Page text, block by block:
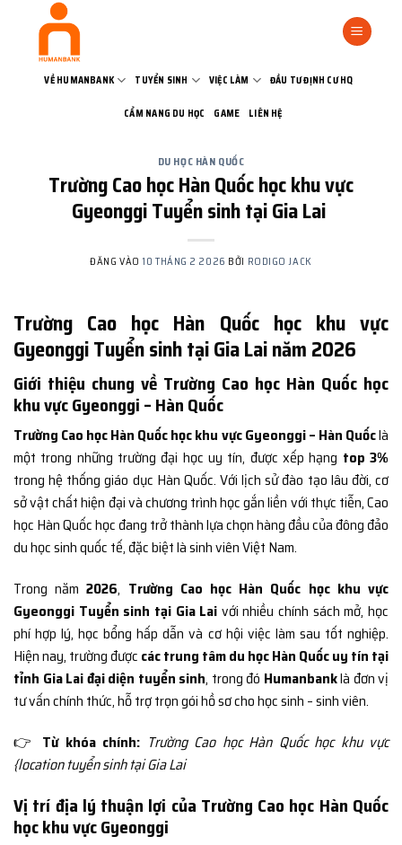
VỀ HUMANBANK TUYỂN SINH VIỆC LÀM ĐẦU TƯ ĐỊNH CƯ HQ
CẨM NANG DU HỌC GAME LIÊN HỆ
DU HỌC HÀN QUỐC
Trường Cao học Hàn Quốc học khu vực
Gyeonggi Tuyển sinh tại Gia Lai
ĐĂNG VÀO10 THÁNG 2 2026 BỞI RODIGO JACK
Trường Cao học Hàn Quốc học khu vực
Gyeonggi Tuyển sinh tại Gia Lai năm 2026
Giới thiệu chung về Trường Cao học Hàn Quốc học
khu vực Gyeonggi – Hàn Quốc
Trường Cao học Hàn Quốc học khu vực Gyeonggi – Hàn Quốclà
một trong những trường đại học uy tín, được xếp hạng top 3%
trong hệ thống giáo dục Hàn Quốc. Với lịch sử đào tạo lâu đời, cơ
sở vật chất hiện đại và chương trình học gắn liền với thực tiễn, Cao
học Hàn Quốc học đang trở thành lựa chọn hàng đầu của đông đảo
du học sinh quốc tế, đặc biệt là sinh viên Việt Nam.
Trong năm2026, Trường Cao học Hàn Quốc học khu vực
Gyeonggi Tuyển sinh tại Gia Lai với nhiều chính sách mở, học
phí hợp lý, học bổng hấp dẫn và cơ hội việc làm sau tốt nghiệp.
Hiện nay, trường được các trung tâm du học Hàn Quốc uy tín tại
tỉnh Gia Lai đại diện tuyển sinh, trong đó Humanbanklà đơn vị
tư vấn chính thức, hỗ trợ trọn gói hồ sơ cho học sinh – sinh viên.
👉 Từ khóa chính: Trường Cao học Hàn Quốc học khu vực
{location tuyển sinh tại Gia Lai
Vị trí địa lý thuận lợi của Trường Cao học Hàn Quốc
học khu vực Gyeonggi